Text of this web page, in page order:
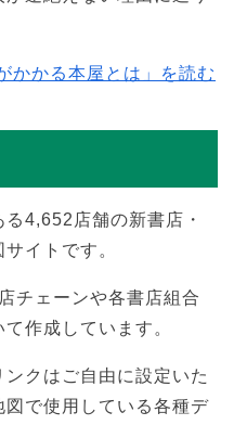
かかる本屋とは」を読む
4,652店舗の新書店・
イトです。
チェーンや各書店組合
作成しています。
クはご自由に設定いた
で使用している各種デ